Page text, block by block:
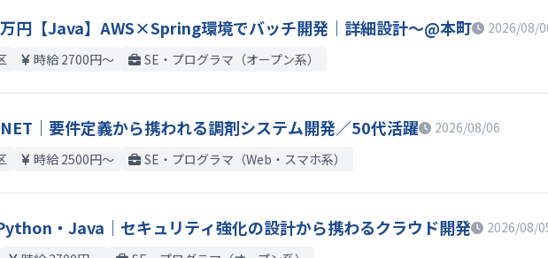
円【Java】AWS×Spring環境でバッチ開発｜詳細設計～@本町
2026/08/
時給 2700円〜 SE・プログラマ（オープン系）
｜要件定義から携われる調剤システム開発／50代活躍
2026/08/06
時給 2500円〜 SE・プログラマ（Web・スマホ系）
・Java｜セキュリティ強化の設計から携わるクラウド開発
2026/08/